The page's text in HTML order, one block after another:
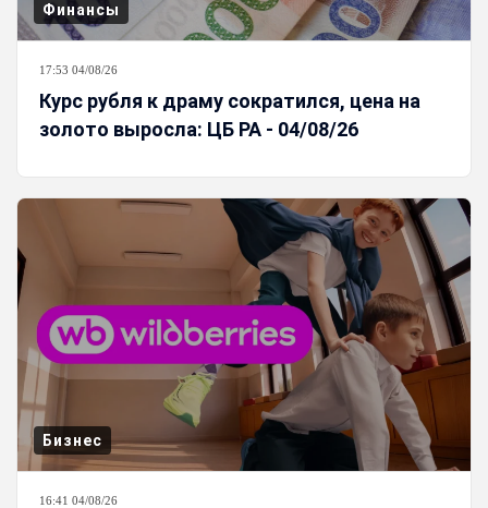
Финансы
17:53 04/08/26
Курс рубля к драму сократился, цена на
золото выросла: ЦБ РА - 04/08/26
Бизнес
16:41 04/08/26